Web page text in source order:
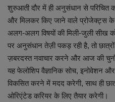
Our Team
Contact us :
About us
Advertise with us
शुरुआती दौर में ही अनुसंधान से परिचित
और मिलकर किए जाने वाले प्रोजेक्ट्स के
अलग-अलग विषयों की मिली-जुली सीख
पर अनुसंधान तेज़ी पकड़ रही है, तो
ज़बरदस्त नवाचार करने और आज की
यह फेलोशिप वैज्ञानिक सोच, इनोवेशन और
विकसित करने में मदद करेगी, साथ ही
ओरिएंटेड करियर के लिए तैयार करेगी।